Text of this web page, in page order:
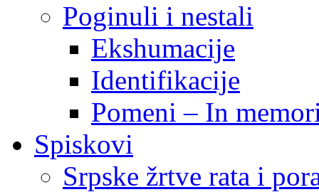
Poginuli i nestali
Ekshumacije
Identifikacije
Pomeni – In
Spiskovi
Srpske žrtve rata i